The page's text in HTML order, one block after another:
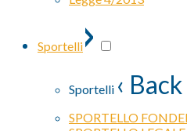
Sportelli›
Sportelli ‹ Back
SPORTELLO